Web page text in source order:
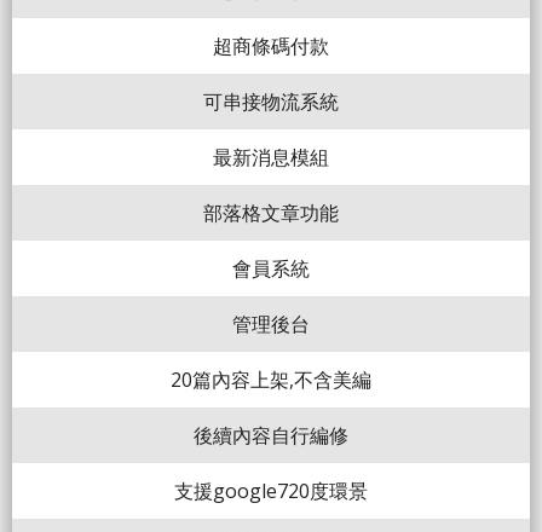
超商條碼付款
可串接物流系統
最新消息模組
部落格文章功能
會員系統
管理後台
20篇內容上架,不含美編
後續內容自行編修
支援google720度環景